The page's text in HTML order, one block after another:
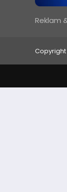
Reklam
Copyright